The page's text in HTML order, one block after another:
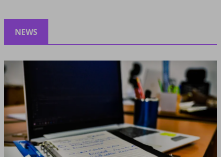
NEWS